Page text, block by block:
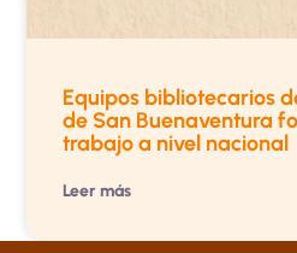
Equipos bibliotecarios
de San Buenaventura
trabajo a nivel nacional
Leer más